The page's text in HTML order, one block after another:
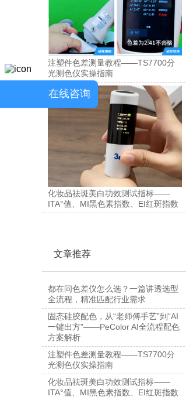
注塑件色差测量教程——TS7700分
光测色仪实操指南
化妆品祛斑美白功效测试指标——
ITA°值、MI黑色素指数、EI红斑指数
文章推荐
都在问色差仪怎么选？一篇讲透选型
全流程，精准匹配行业需求
固态硅胶配色，从“老师傅手艺”到“AI
一键出方”——PeColor AI全流程配色
方案解析
注塑件色差测量教程——TS7700分
光测色仪实操指南
化妆品祛斑美白功效测试指标——
ITA°值、MI黑色素指数、EI红斑指数
在线咨询